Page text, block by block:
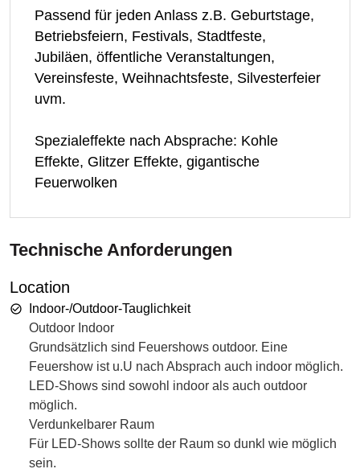
Passend für jeden Anlass z.B. Geburtstage,
Betriebsfeiern, Festivals, Stadtfeste,
Jubiläen, öffentliche Veranstaltungen,
Vereinsfeste, Weihnachtsfeste, Silvesterfeier
uvm.
Spezialeffekte nach Absprache: Kohle
Effekte, Glitzer Effekte, gigantische
Feuerwolken
Technische Anforderungen
Location
Indoor-/Outdoor-Tauglichkeit
Outdoor Indoor
Grundsätzlich sind Feuershows outdoor. Eine
Feuershow ist u.U nach Absprach auch indoor möglich.
LED-Shows sind sowohl indoor als auch outdoor
möglich.
Verdunkelbarer Raum
Für LED-Shows sollte der Raum so dunkl wie möglich
sein.